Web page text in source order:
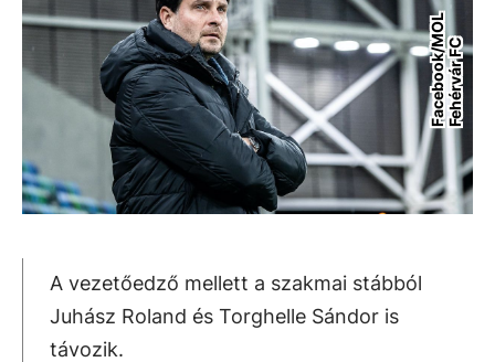
F
a
c
e
b
o
o
k
/
M
O
L
F
e
h
é
r
v
á
r
FC
A vezetőedző mellett a szakmai stábból
Juhász Roland és Torghelle Sándor is
távozik.